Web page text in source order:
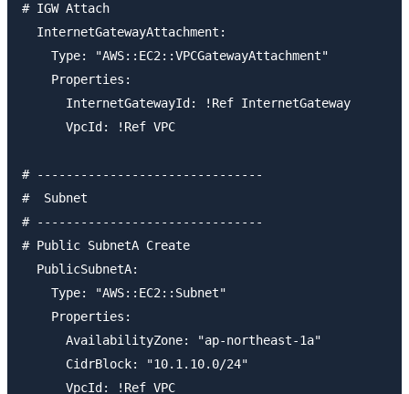
# IGW Attach
  InternetGatewayAttachment:
    Type: "AWS::EC2::VPCGatewayAttachment"
    Properties:
      InternetGatewayId: !Ref InternetGateway
      VpcId: !Ref VPC
# -------------------------------
#  Subnet
# -------------------------------
# Public SubnetA Create
  PublicSubnetA:
    Type: "AWS::EC2::Subnet"
    Properties:
      AvailabilityZone: "ap-northeast-1a"
      CidrBlock: "10.1.10.0/24"
      VpcId: !Ref VPC